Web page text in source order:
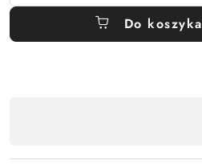
Do koszyka